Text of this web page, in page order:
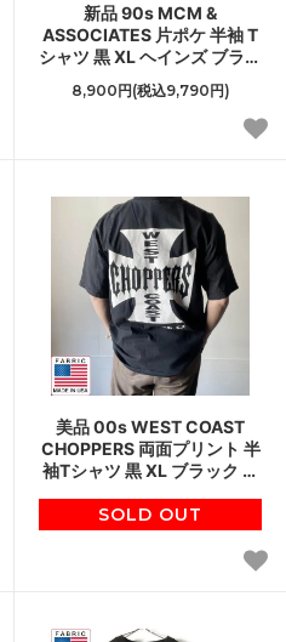
新品 90s MCM &
ASSOCIATES 片ポケ 半袖 T
シャツ 黒 XL ヘインズ ブラッ
ク ビーフィー コットン 未使
用品 デッドストック D153
8,900円(税込9,790円)
美品 00s WEST COAST
CHOPPERS 両面プリント 半
袖Tシャツ 黒 XL ブラック オ
カー D153
SOLD OUT